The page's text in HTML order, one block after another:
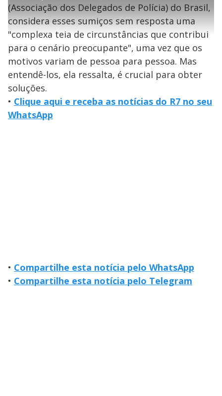
l
a
y
V
0
s
e
g
n
d
s
1
s
e
u
n
o
s
u
o
% e
e
n
i
l
(Associação dos Delegados de Polícia) do Brasil,
considera esses sumiços sem resposta uma
"complexa teia de circunstâncias que contribui
para o cenário preocupante", uma vez que os
motivos variam de pessoa para pessoa. Mas
entendê-los, ela ressalta, é crucial para obter
soluções.
• Clique aqui e receba as notícias do R7 no seu
WhatsApp
• Compartilhe esta notícia pelo WhatsApp
• Compartilhe esta notícia pelo Telegram